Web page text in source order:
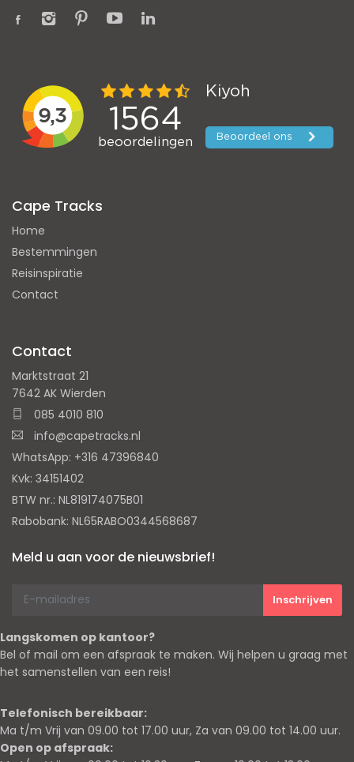
Cape Tracks
Home
Bestemmingen
Reisinspiratie
Contact
Contact
Marktstraat 21
7642 AK Wierden
085 4010 810
info@capetracks.nl
WhatsApp: +316 47396840
Kvk: 34151402
BTW nr.: NL819174075B01
Rabobank: NL65RABO0344568687
Meld u aan voor de nieuwsbrief!
Langskomen op kantoor?
Bel of mail om een afspraak te maken. Wij helpen u graag met
het samenstellen van een reis!
Telefonisch bereikbaar:
Ma t/m Vrij van 09.00 tot 17.00 uur, Za van 09.00 tot 14.00 uur.
Open op afspraak: